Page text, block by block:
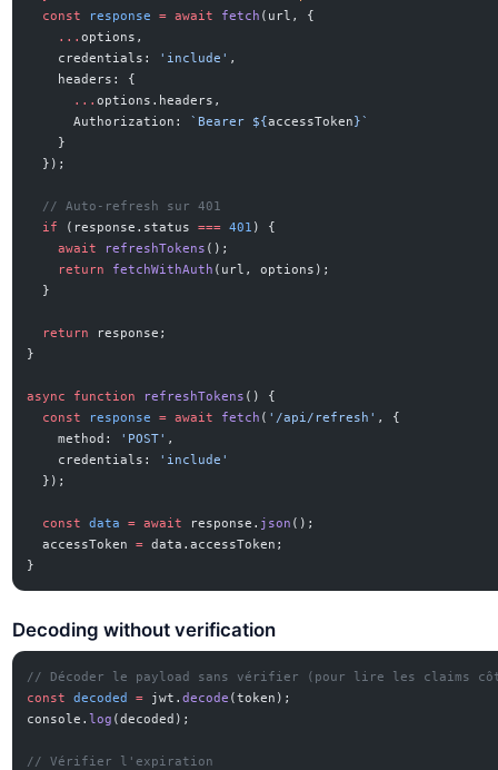
  const
response = await fetch (url, {
    ...
options,
    credentials:
'include' ,
    headers: {
      ...
options.headers,
      Authorization:
`Bearer ${accessToken}`
    }
  });
  // Auto-refresh sur 401
  if
(response.status === 401 ) {
    await
refreshTokens ();
    return
fetchWithAuth (url, options);
  }
  return
response;
}
async function refreshTokens () {
  const
response = await fetch ( '/api/refresh' , {
    method:
'POST' ,
    credentials:
'include'
  });
  const
data = await response. json ();
  accessToken
= data.accessToken;
}
Decoding without verification
// Décoder le payload sans vérifier (pour lire les claims
const
decoded = jwt.decode (token);
console.log (decoded);
// Vérifier l'expiration